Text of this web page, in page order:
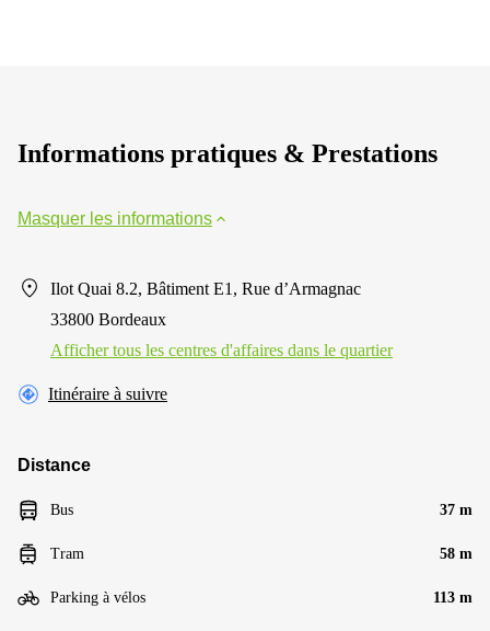
Informations pratiques & Prestations
Masquer les informations
Ilot Quai 8.2, Bâtiment E1, Rue d’Armagnac
33800 Bordeaux
Afficher tous les centres d'affaires dans le quartier
Itinéraire à suivre
Distance
Bus 37 m
Tram 58 m
Parking à vélos 113 m